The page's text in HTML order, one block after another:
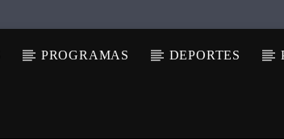
PROGRAMAS DEPORTES